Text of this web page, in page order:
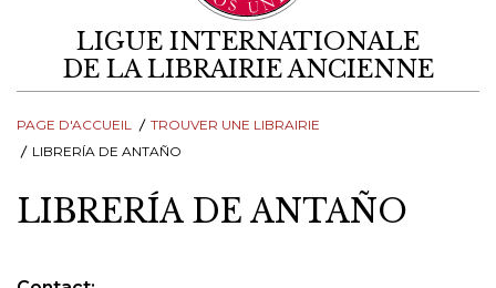
LIGUE INTERNATIONALE
DE LA LIBRAIRIE ANCIENNE
PAGE D'ACCUEIL
TROUVER UNE LIBRAIRIE
LIBRERÍA DE ANTAÑO
LIBRERÍA DE ANTAÑO